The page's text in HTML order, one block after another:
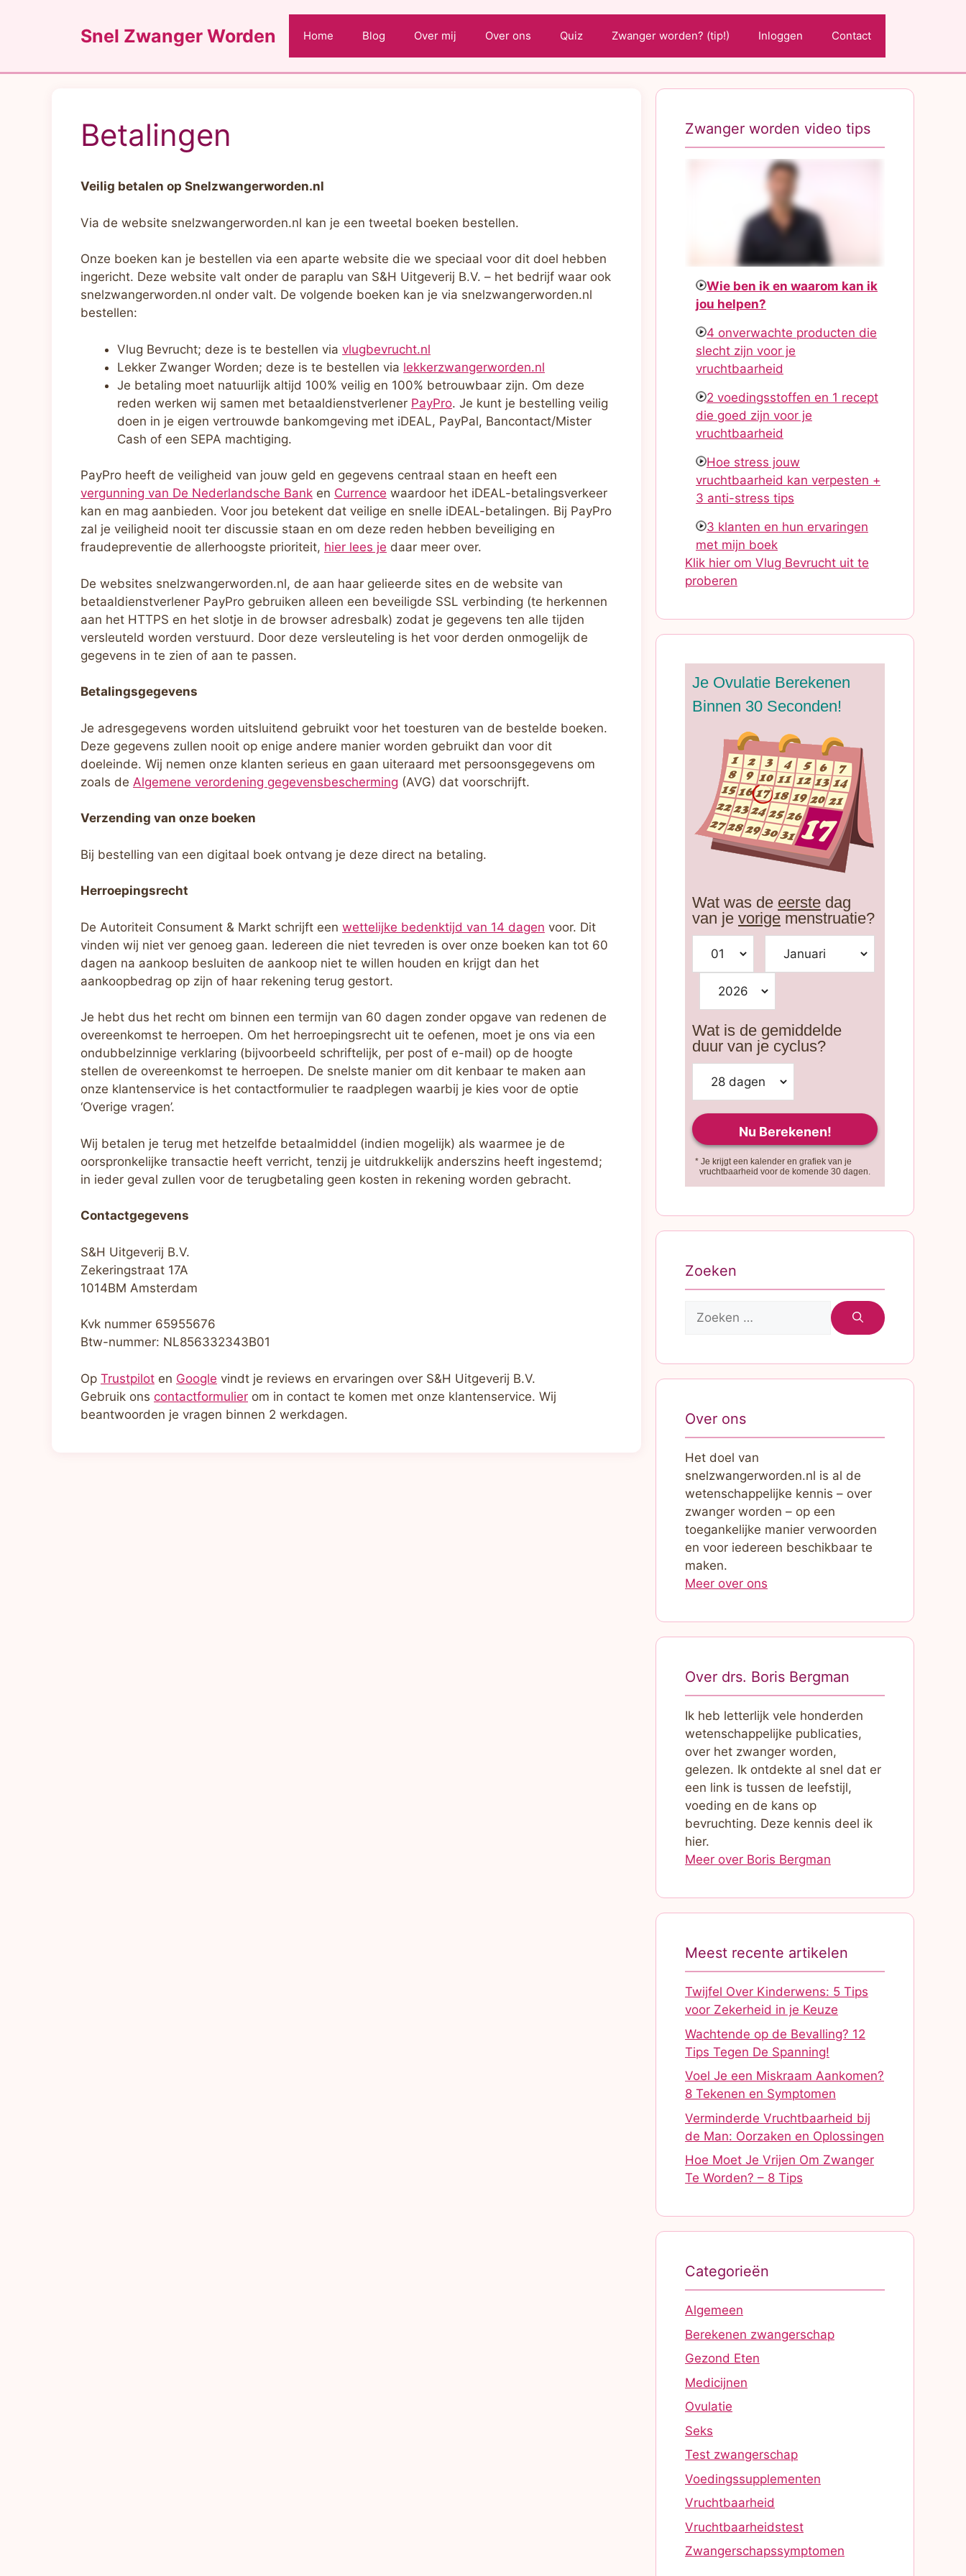
Snel Zwanger Worden Home Blog Over mij Over ons Quiz Zwanger worden? (tip!) Inloggen Contact
Betalingen
Veilig betalen op Snelzwangerworden.nl
Via de website snelzwangerworden.nl kan je een tweetal boeken bestellen.
Onze boeken kan je bestellen via een aparte website die we speciaal voor dit doel hebben
ingericht. Deze website valt onder de paraplu van S&H Uitgeverij B.V. – het bedrijf waar ook
snelzwangerworden.nl onder valt. De volgende boeken kan je via snelzwangerworden.nl
bestellen:
Vlug Bevrucht; deze is te bestellen via vlugbevrucht.nl
Lekker Zwanger Worden; deze is te bestellen via lekkerzwangerworden.nl
Je betaling moet natuurlijk altijd 100% veilig en 100% betrouwbaar zijn. Om deze
reden werken wij samen met betaaldienstverlener PayPro. Je kunt je bestelling veilig
doen in je eigen vertrouwde bankomgeving met iDEAL, PayPal, Bancontact/Mister
Cash of een SEPA machtiging.
PayPro heeft de veiligheid van jouw geld en gegevens centraal staan en heeft een
vergunning van De Nederlandsche Bank en Currence waardoor het iDEAL-betalingsverkeer
kan en mag aanbieden. Voor jou betekent dat veilige en snelle iDEAL-betalingen. Bij PayPro
zal je veiligheid nooit ter discussie staan en om deze reden hebben beveiliging en
fraudepreventie de allerhoogste prioriteit, hier lees je daar meer over.
De websites snelzwangerworden.nl, de aan haar gelieerde sites en de website van
betaaldienstverlener PayPro gebruiken alleen een beveiligde SSL verbinding (te herkennen
aan het HTTPS en het slotje in de browser adresbalk) zodat je gegevens ten alle tijden
versleuteld worden verstuurd. Door deze versleuteling is het voor derden onmogelijk de
gegevens in te zien of aan te passen.
Betalingsgegevens
Je adresgegevens worden uitsluitend gebruikt voor het toesturen van de bestelde boeken.
Deze gegevens zullen nooit op enige andere manier worden gebruikt dan voor dit
doeleinde. Wij nemen onze klanten serieus en gaan uiteraard met persoonsgegevens om
zoals de Algemene verordening gegevensbescherming (AVG) dat voorschrijft.
Verzending van onze boeken
Bij bestelling van een digitaal boek ontvang je deze direct na betaling.
Herroepingsrecht
De Autoriteit Consument & Markt schrijft een wettelijke bedenktijd van 14 dagen voor. Dit
vinden wij niet ver genoeg gaan. Iedereen die niet tevreden is over onze boeken kan tot 60
dagen na aankoop besluiten de aankoop niet te willen houden en krijgt dan het
aankoopbedrag op zijn of haar rekening terug gestort.
Je hebt dus het recht om binnen een termijn van 60 dagen zonder opgave van redenen de
overeenkomst te herroepen. Om het herroepingsrecht uit te oefenen, moet je ons via een
ondubbelzinnige verklaring (bijvoorbeeld schriftelijk, per post of e-mail) op de hoogte
stellen de overeenkomst te herroepen. De snelste manier om dit kenbaar te maken aan
onze klantenservice is het contactformulier te raadplegen waarbij je kies voor de optie
‘Overige vragen’.
Wij betalen je terug met hetzelfde betaalmiddel (indien mogelijk) als waarmee je de
oorspronkelijke transactie heeft verricht, tenzij je uitdrukkelijk anderszins heeft ingestemd;
in ieder geval zullen voor de terugbetaling geen kosten in rekening worden gebracht.
Contactgegevens
S&H Uitgeverij B.V.
Zekeringstraat 17A
1014BM Amsterdam
Kvk nummer 65955676
Btw-nummer: NL856332343B01
Op Trustpilot en Google vindt je reviews en ervaringen over S&H Uitgeverij B.V.
Gebruik ons contactformulier om in contact te komen met onze klantenservice. Wij
beantwoorden je vragen binnen 2 werkdagen.
Zwanger worden video tips
Wie ben ik en waarom kan ik
jou helpen?
4 onverwachte producten die
slecht zijn voor je
vruchtbaarheid
2 voedingsstoffen en 1 recept
die goed zijn voor je
vruchtbaarheid
Hoe stress jouw
vruchtbaarheid kan verpesten +
3 anti-stress tips
3 klanten en hun ervaringen
met mijn boek
Klik hier om Vlug Bevrucht uit te
proberen
Je Ovulatie Berekenen
Binnen 30 Seconden!
Wat was de eerste dag
van je vorige menstruatie?
Wat is de gemiddelde
duur van je cyclus?
* Je krijgt een kalender en grafiek van je
vruchtbaarheid voor de komende 30 dagen.
Zoeken
Zoek
Over ons
Het doel van
snelzwangerworden.nl is al de
wetenschappelijke kennis – over
zwanger worden – op een
toegankelijke manier verwoorden
en voor iedereen beschikbaar te
maken.
Meer over ons
Over drs. Boris Bergman
Ik heb letterlijk vele honderden
wetenschappelijke publicaties,
over het zwanger worden,
gelezen. Ik ontdekte al snel dat er
een link is tussen de leefstijl,
voeding en de kans op
bevruchting. Deze kennis deel ik
hier.
Meer over Boris Bergman
Meest recente artikelen
Twijfel Over Kinderwens: 5 Tips
voor Zekerheid in je Keuze
Wachtende op de Bevalling? 12
Tips Tegen De Spanning!
Voel Je een Miskraam Aankomen?
8 Tekenen en Symptomen
Verminderde Vruchtbaarheid bij
de Man: Oorzaken en Oplossingen
Hoe Moet Je Vrijen Om Zwanger
Te Worden? – 8 Tips
Categorieën
Algemeen
Berekenen zwangerschap
Gezond Eten
Medicijnen
Ovulatie
Seks
Test zwangerschap
Voedingssupplementen
Vruchtbaarheid
Vruchtbaarheidstest
Zwangerschapssymptomen